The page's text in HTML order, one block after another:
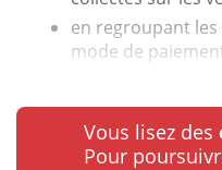
en regroupant
mode de
Vous lisez des
Pour